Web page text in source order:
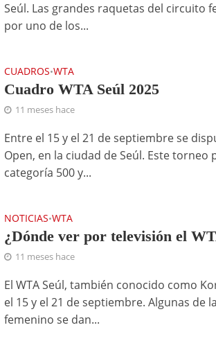
Seúl. Las grandes raquetas del circuito
por uno de los...
CUADROS•WTA
Cuadro WTA Seúl 2025
11 meses hace
Entre el 15 y el 21 de septiembre se
Open, en la ciudad de Seúl. Este torneo
categoría 500 y...
NOTICIAS•WTA
¿Dónde ver por televisión el
11 meses hace
El WTA Seúl, también conocido como
el 15 y el 21 de septiembre. Algunas de
femenino se dan...